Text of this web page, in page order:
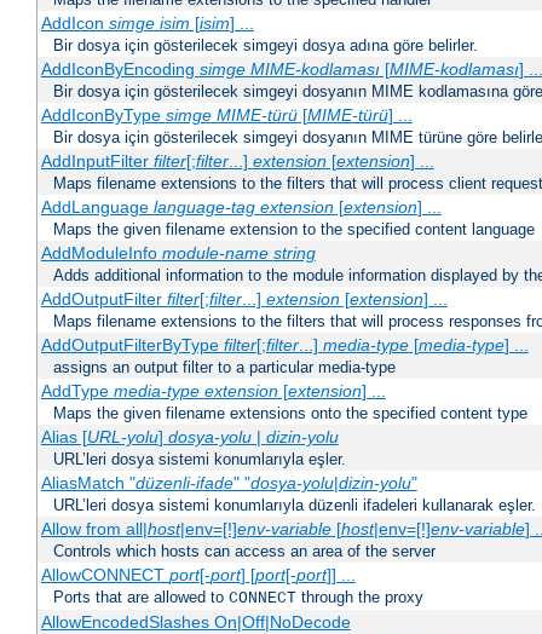
AddIcon simge isim [isim] ...
Bir dosya için gösterilecek simgeyi dosya adına göre belirler.
AddIconByEncoding simge MIME-kodlaması[MIME-kodlaması] ...
Bir dosya için gösterilecek simgeyi dosyanın MIME kodlamasına
AddIconByType simge MIME-türü[MIME-türü] ...
Bir dosya için gösterilecek simgeyi dosyanın MIME türüne göre
AddInputFilter filter[;filter...] extension[extension] ...
Maps filename extensions to the filters that will process client
AddLanguage language-tag extension[extension] ...
Maps the given filename extension to the specified content language
AddModuleInfo module-name string
Adds additional information to the module information displayed by
AddOutputFilter filter[;filter...] extension[extension] ...
Maps filename extensions to the filters that will process responses
AddOutputFilterByType filter[;filter...] media-type[media-type] ...
assigns an output filter to a particular media-type
AddType media-type extension[extension] ...
Maps the given filename extensions onto the specified content type
Alias [URL-yolu] dosya-yolu| dizin-yolu
URL’leri dosya sistemi konumlarıyla eşler.
AliasMatch "düzenli-ifade" "dosya-yolu|dizin-yolu"
URL’leri dosya sistemi konumlarıyla düzenli ifadeleri kullanarak eşler.
Allow from all|host|env=[!]env-variable[host|env=[!]env-variable]
Controls which hosts can access an area of the server
AllowCONNECT port[-port] [port[-port]] ...
Ports that are allowed to CONNECT through the proxy
AllowEncodedSlashes On|Off|NoDecode